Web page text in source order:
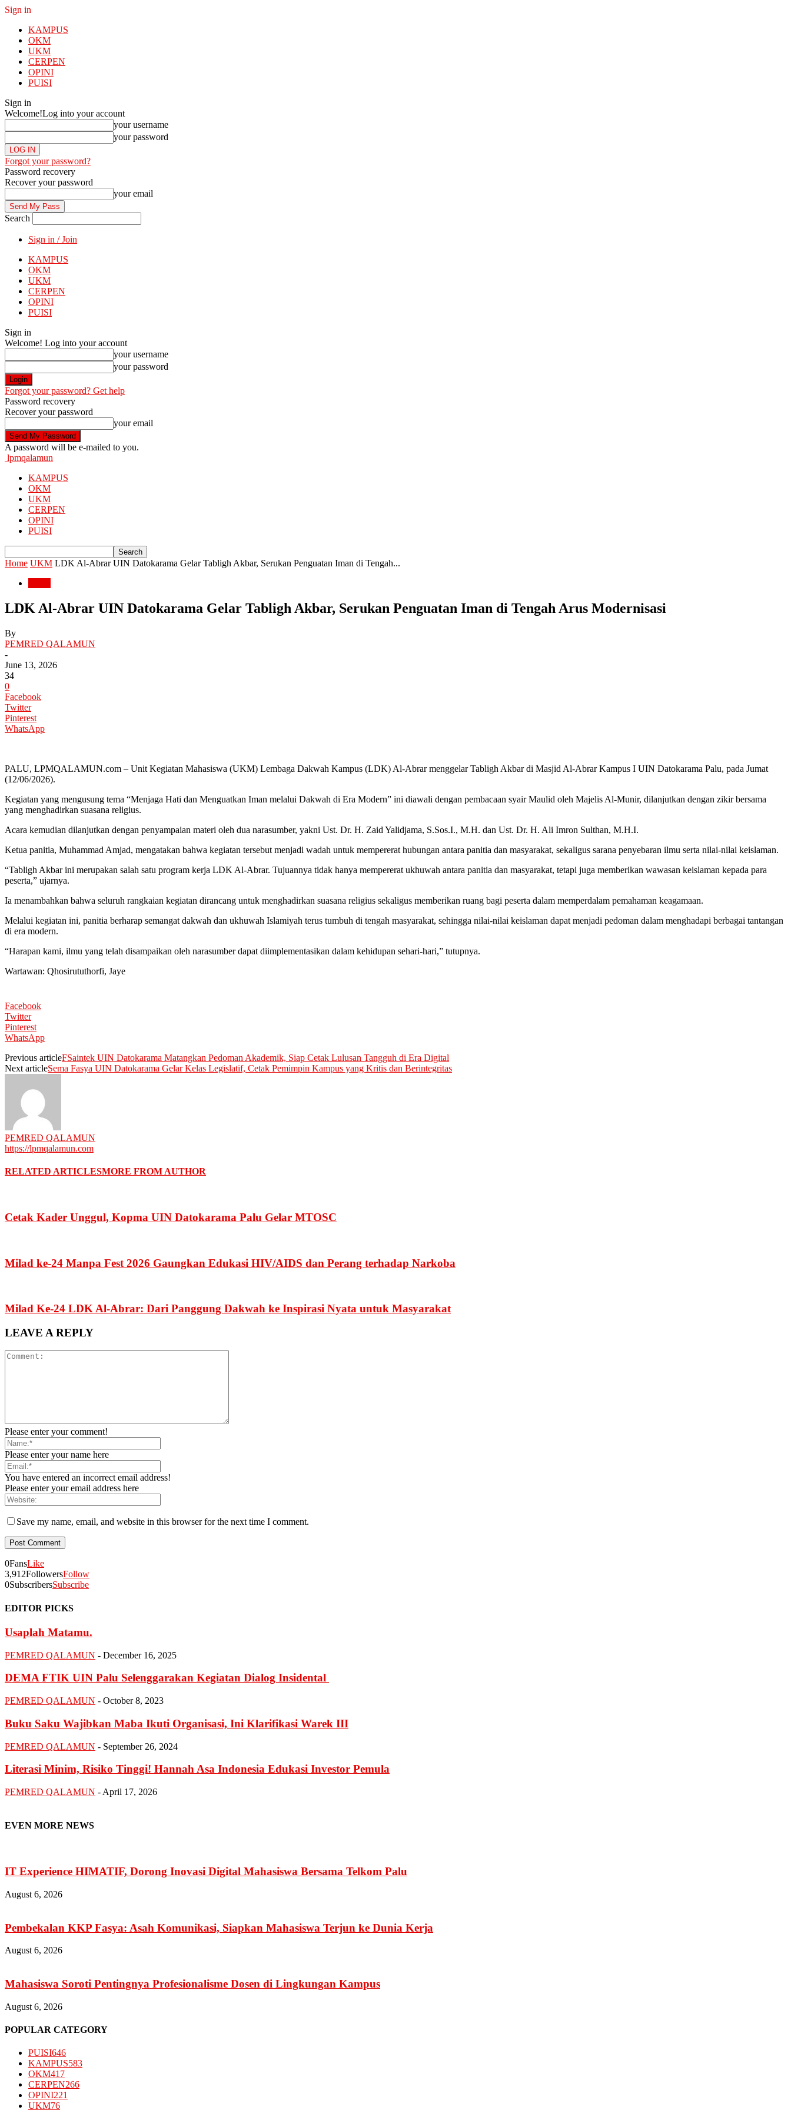
Sign in
KAMPUS
OKM
UKM
CERPEN
OPINI
PUISI
Sign in
Welcome!Log into your account
your username
your password
Forgot your password?
Password recovery
Recover your password
your email
Search
Sign in / Join
KAMPUS
OKM
UKM
CERPEN
OPINI
PUISI
Sign in
Welcome! Log into your account
your username
your password
Forgot your password? Get help
Password recovery
Recover your password
your email
A password will be e-mailed to you.
lpmqalamun
KAMPUS
OKM
UKM
CERPEN
OPINI
PUISI
Home UKM LDK Al-Abrar UIN Datokarama Gelar Tabligh Akbar, Serukan Penguatan Iman di Tengah...
LDK Al-Abrar UIN Datokarama Gelar Tabligh Akbar, Serukan Penguatan Iman di Tengah Arus Modernisasi
By
PEMRED QALAMUN
-
June 13, 2026
34
0
Facebook
Twitter
Pinterest
WhatsApp
PALU, LPMQALAMUN.com – Unit Kegiatan Mahasiswa (UKM) Lembaga Dakwah Kampus (LDK) Al-Abrar menggelar Tabligh Akbar di Masjid Al-Abrar Kampus I UIN Datokarama Palu, pada Jumat
(12/06/2026).
Kegiatan yang mengusung tema “Menjaga Hati dan Menguatkan Iman melalui Dakwah di Era Modern” ini diawali dengan pembacaan syair Maulid oleh Majelis Al-Munir, dilanjutkan dengan zikir bersama
yang menghadirkan suasana religius.
Acara kemudian dilanjutkan dengan penyampaian materi oleh dua narasumber, yakni Ust. Dr. H. Zaid Yalidjama, S.Sos.I., M.H. dan Ust. Dr. H. Ali Imron Sulthan, M.H.I.
Ketua panitia, Muhammad Amjad, mengatakan bahwa kegiatan tersebut menjadi wadah untuk mempererat hubungan antara panitia dan masyarakat, sekaligus sarana penyebaran ilmu serta nilai-nilai keislaman.
“Tabligh Akbar ini merupakan salah satu program kerja LDK Al-Abrar. Tujuannya tidak hanya mempererat ukhuwah antara panitia dan masyarakat, tetapi juga memberikan wawasan keislaman kepada para
peserta,” ujarnya.
Ia menambahkan bahwa seluruh rangkaian kegiatan dirancang untuk menghadirkan suasana religius sekaligus memberikan ruang bagi peserta dalam memperdalam pemahaman keagamaan.
Melalui kegiatan ini, panitia berharap semangat dakwah dan ukhuwah Islamiyah terus tumbuh di tengah masyarakat, sehingga nilai-nilai keislaman dapat menjadi pedoman dalam menghadapi berbagai tantangan
di era modern.
“Harapan kami, ilmu yang telah disampaikan oleh narasumber dapat diimplementasikan dalam kehidupan sehari-hari,” tutupnya.
Wartawan: Qhosirututhorfi, Jaye
Facebook
Twitter
Pinterest
WhatsApp
Previous articleFSaintek UIN Datokarama Matangkan Pedoman Akademik, Siap Cetak Lulusan Tangguh di Era Digital
Next articleSema Fasya UIN Datokarama Gelar Kelas Legislatif, Cetak Pemimpin Kampus yang Kritis dan Berintegritas
PEMRED QALAMUN
https://lpmqalamun.com
RELATED ARTICLESMORE FROM AUTHOR
Cetak Kader Unggul, Kopma UIN Datokarama Palu Gelar MTOSC
Milad ke-24 Manpa Fest 2026 Gaungkan Edukasi HIV/AIDS dan Perang terhadap Narkoba
Milad Ke-24 LDK Al-Abrar: Dari Panggung Dakwah ke Inspirasi Nyata untuk Masyarakat
LEAVE A REPLY
Please enter your comment!
Please enter your name here
You have entered an incorrect email address!
Please enter your email address here
Save my name, email, and website in this browser for the next time I comment.
0FansLike
3,912FollowersFollow
0SubscribersSubscribe
EDITOR PICKS
Usaplah Matamu.
PEMRED QALAMUN - December 16, 2025
DEMA FTIK UIN Palu Selenggarakan Kegiatan Dialog Insidental
PEMRED QALAMUN - October 8, 2023
Buku Saku Wajibkan Maba Ikuti Organisasi, Ini Klarifikasi Warek III
PEMRED QALAMUN - September 26, 2024
Literasi Minim, Risiko Tinggi! Hannah Asa Indonesia Edukasi Investor Pemula
PEMRED QALAMUN - April 17, 2026
EVEN MORE NEWS
IT Experience HIMATIF, Dorong Inovasi Digital Mahasiswa Bersama Telkom Palu
August 6, 2026
Pembekalan KKP Fasya: Asah Komunikasi, Siapkan Mahasiswa Terjun ke Dunia Kerja
August 6, 2026
Mahasiswa Soroti Pentingnya Profesionalisme Dosen di Lingkungan Kampus
August 6, 2026
POPULAR CATEGORY
PUISI646
KAMPUS583
OKM417
CERPEN266
OPINI221
UKM76